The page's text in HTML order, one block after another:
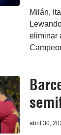
Milán,
eliminar
abril 30,